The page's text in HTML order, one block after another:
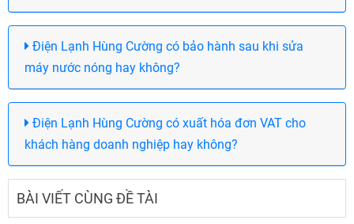
Điện Lạnh Hùng Cường có bảo hành sau khi sửa
máy nước nóng hay không?
Điện Lạnh Hùng Cường có xuất hóa đơn VAT cho
khách hàng doanh nghiệp hay không?
BÀI VIẾT CÙNG ĐỀ TÀI